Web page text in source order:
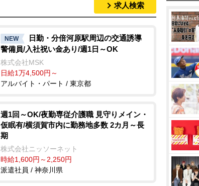
求人検索
NEW
日勤・分倍河原駅周辺の交通誘導
警備員/入社祝い金あり/週1日～OK
株式会社MSK
日給1万4,500円～
アルバイト・パート / 東京都
週1回～OK/夜勤専従介護職 見守りメイン・
仮眠有/横須賀市内に勤務地多数 2カ月～長
期
株式会社ニッソーネット
時給1,600円～2,250円
派遣社員 / 神奈川県